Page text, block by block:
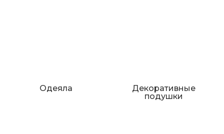
Одеяла
Декоративные
подушки